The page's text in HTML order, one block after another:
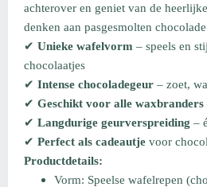
achterover en geniet van de
denken aan pasgesmolten
✔ Unieke wafelvorm – speels en
chocolaatjes
✔ Intense chocoladegeur – zoet,
✔ Geschikt voor alle waxbranders
✔ Langdurige geurverspreiding –
✔ Perfect als cadeautje voor
Productdetails:
Vorm: Speelse wafelrepen